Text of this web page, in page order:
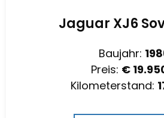
Jaguar XJ6
Baujahr:
Preis: €
Kilometerstand: